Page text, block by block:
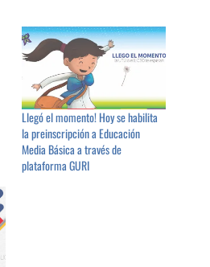
Llegó el momento! Hoy se habilita
la preinscripción a Educación
Media Básica a través de
plataforma GURI